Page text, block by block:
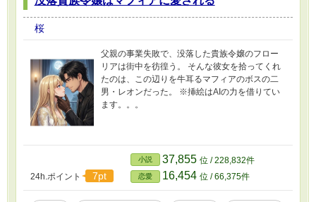
桜
父親の事業失敗で、没落した貴族令嬢のフロー
リアは街中を彷徨う。 そんな彼女を拾ってくれ
たのは、この辺りを牛耳るマフィアのボスの二
男・レオンだった。 ※挿絵はAIの力を借りてい
ます。。。
24h.ポイント 7pt
小説 37,855 位 / 228,832件
恋愛 16,454 位 / 66,375件